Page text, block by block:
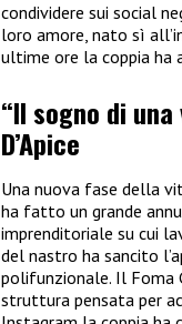
condividere sui social
loro amore, nato sì
ultime ore la coppia ha
“Il sogno di
D’Apice
Una nuova fase della
ha fatto un grande
imprenditoriale su cui
del nastro ha sancito
polifunzionale. Il Foma
struttura pensata per